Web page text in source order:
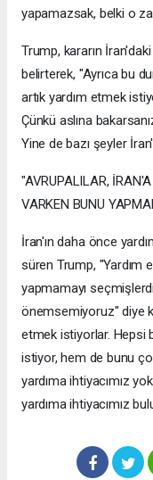
yapamazsak, belki o
Trump, kararın
belirterek, "Ayrıca bu
artık yardım etmek
Çünkü aslına
Yine de bazı şeyler
"AVRUPALILAR,
VARKEN BUNU
İran'ın daha önce
süren Trump, "Yardım
yapmamayı
önemsemiyoruz" diye
etmek istiyorlar. Hepsi
istiyor, hem de bunu
yardıma ihtiyacımız
yardıma ihtiyacımız